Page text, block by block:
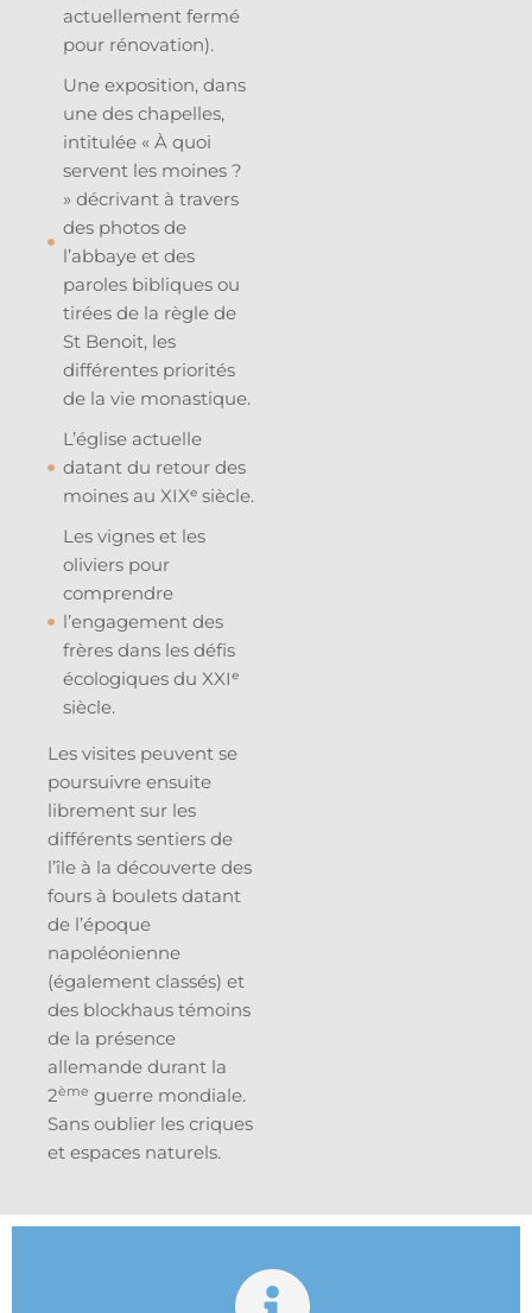
actuellement fermé
pour rénovation).
Une exposition, dans
une des chapelles,
intitulée « À quoi
servent les moines ?
» décrivant à travers
des photos de
l’abbaye et des
paroles bibliques ou
tirées de la règle de
St Benoit, les
différentes priorités
de la vie monastique.
L’église actuelle
datant du retour des
moines au XIXᵉ siècle.
Les vignes et les
oliviers pour
comprendre
l’engagement des
frères dans les défis
écologiques du XXIᵉ
siècle.
Les visites peuvent se
poursuivre ensuite
librement sur les
différents sentiers de
l’île à la découverte des
fours à boulets datant
de l’époque
napoléonienne
(également classés) et
des blockhaus témoins
de la présence
allemande durant la
2ème guerre mondiale.
Sans oublier les criques
et espaces naturels.